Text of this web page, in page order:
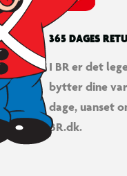
365 DAGES
I BR er det
bytter dine
dage, uanset
BR.dk.